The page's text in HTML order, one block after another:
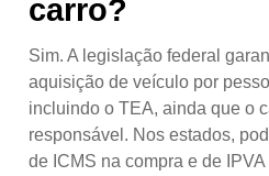
carro?
Sim. A legislação federal
aquisição de veículo por
incluindo o TEA, ainda que o
responsável. Nos estados,
de ICMS na compra e de